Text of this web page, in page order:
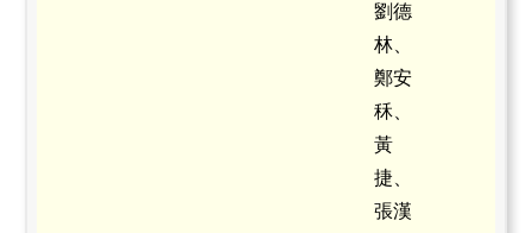
劉德
林、
鄭安
秝、
黃
捷、
張漢